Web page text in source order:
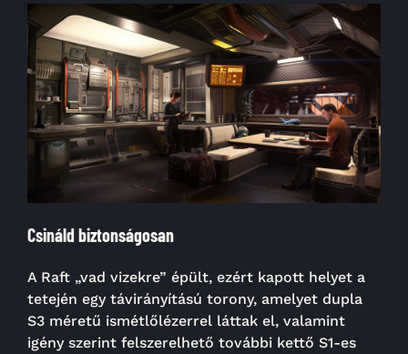
Csináld biztonságosan
A Raft „vad vizekre” épült, ezért kapott helyet a
tetején egy távirányítású torony, amelyet dupla
S3 méretű ismétlőlézerrel láttak el, valamint
igény szerint felszerelhető további kettő S1-es